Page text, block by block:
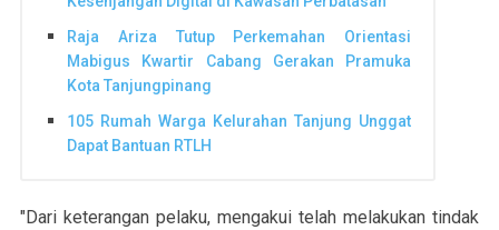
Raja Ariza Tutup Perkemahan Orientasi
Mabigus Kwartir Cabang Gerakan Pramuka
Kota Tanjungpinang
105 Rumah Warga Kelurahan Tanjung Unggat
Dapat Bantuan RTLH
"Dari keterangan pelaku, mengakui telah melakukan tindak